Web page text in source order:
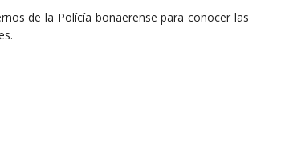
de la Polícía bonaerense para conocer las